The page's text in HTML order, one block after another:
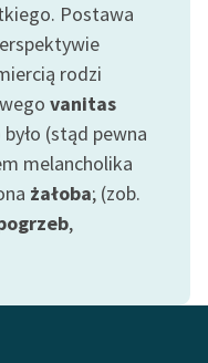
Postawa
rodzi
vanitas
(stąd pewna
melancholika
żałoba; (zob.
,